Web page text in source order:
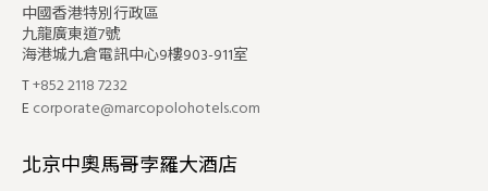
中國香港特別行政區
九龍廣東道7號
海港城九倉電訊中心9樓903-911室
T+852 2118 7232
E corporate@marcopolohotels.com
北京中奧馬哥孛羅大酒店